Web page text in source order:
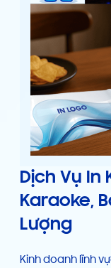
Dịch Vụ In
Karaoke,
Lượng
Kinh doanh lĩnh